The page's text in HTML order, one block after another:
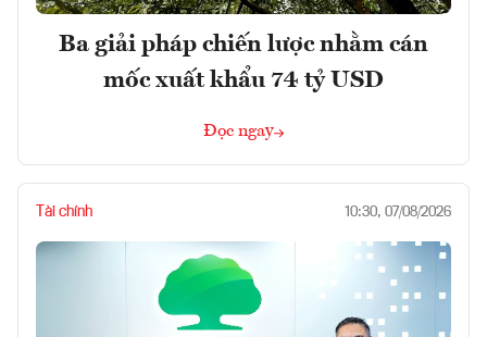
Ba giải pháp chiến lược nhằm cán
mốc xuất khẩu 74 tỷ USD
Đọc ngay
Tài chính 10:30, 07/08/2026